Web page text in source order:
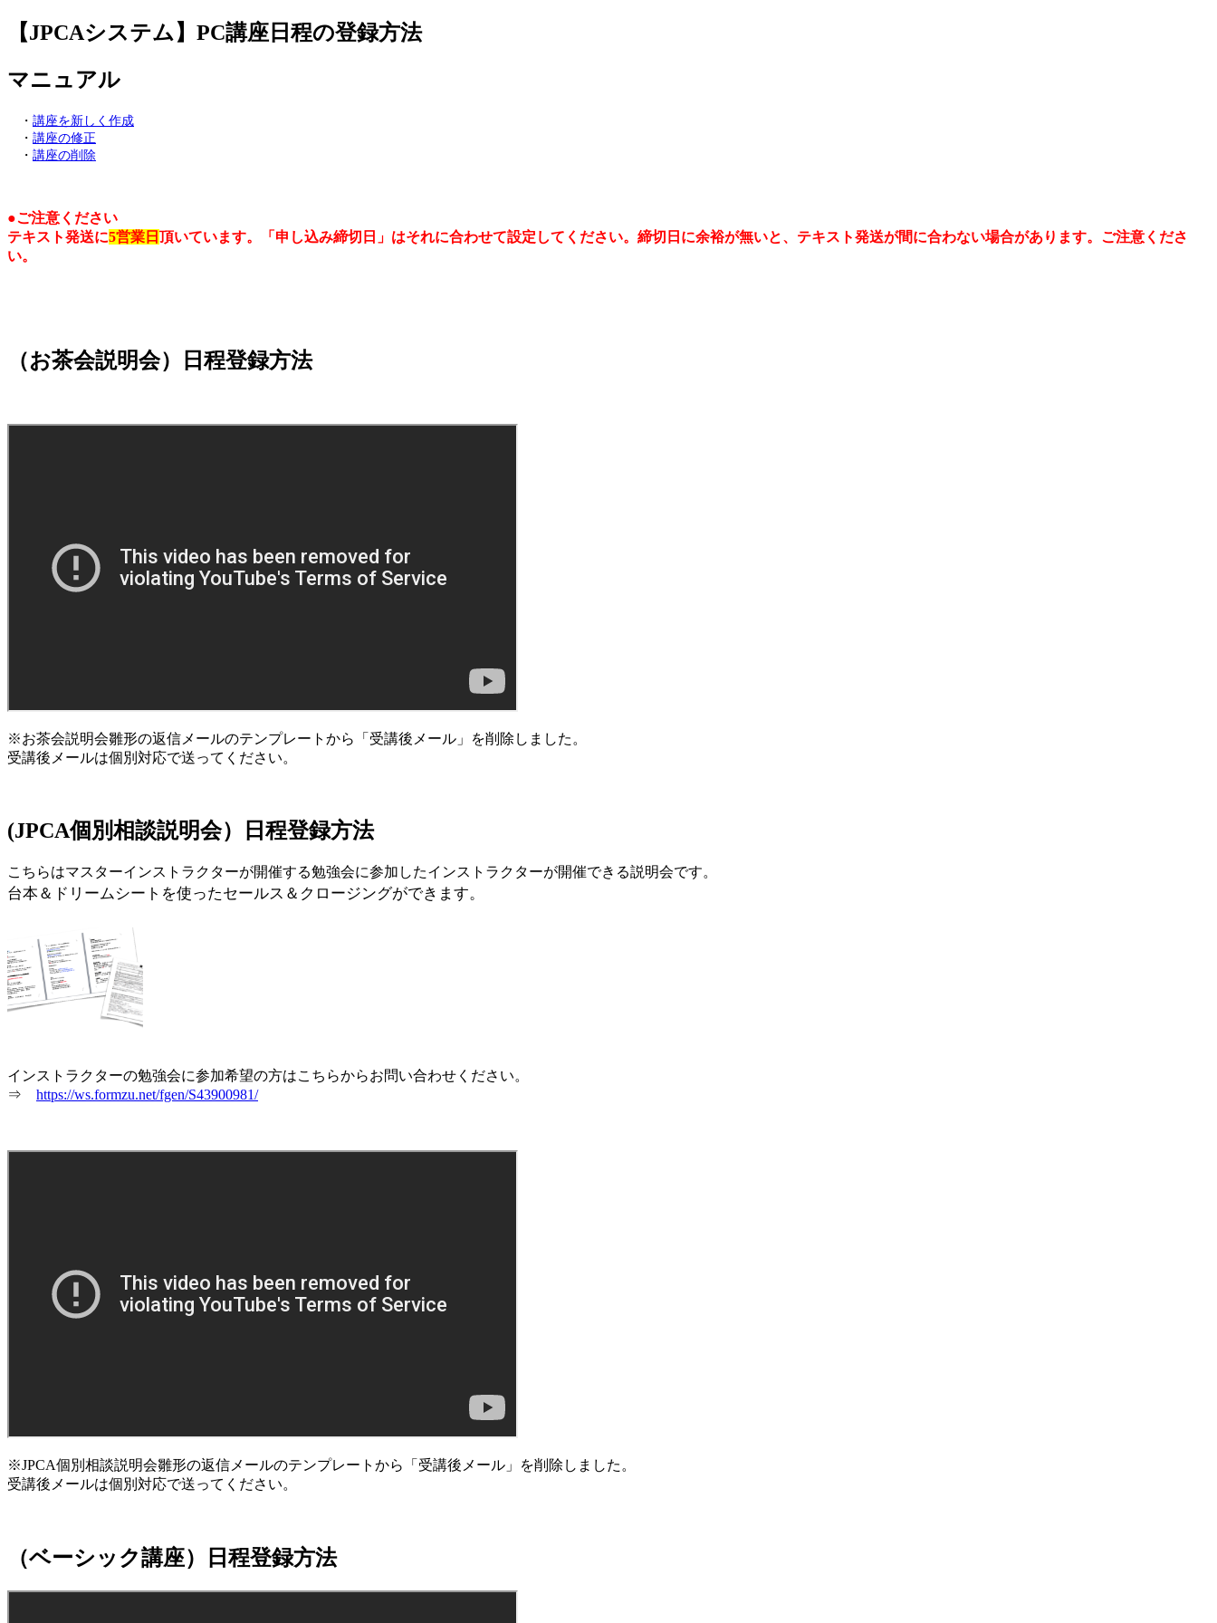
jpca.co
【JPCAシステム】PC講座日程の登録方法
マニュアル
・ 講座を新しく作成
・ 講座の修正
・ 講座の削除
●ご注意ください
テキスト発送に5営業日 頂いています。「申し込み締切日」はそれに合わせて設定してください。締切日に余裕が無いと、テキスト発送が間に合わない場合があります。ご注意くださ
い。
（お茶会説明会）日程登録方法
※お茶会説明会雛形の返信メールのテンプレートから「受講後メール」を削除しました。
受講後メールは個別対応で送ってください。
(JPCA個別相談説明会）日程登録方法
こちらはマスターインストラクターが開催する勉強会に参加したインストラクターが開催できる説明会です。
台本＆ドリームシートを使ったセールス＆クロージングができます。
インストラクターの勉強会に参加希望の方はこちらからお問い合わせください。
⇒ https://ws.formzu.net/fgen/S43900981/
※JPCA個別相談説明会雛形の返信メールのテンプレートから「受講後メール」を削除しました。
受講後メールは個別対応で送ってください。
（ベーシック講座）日程登録方法